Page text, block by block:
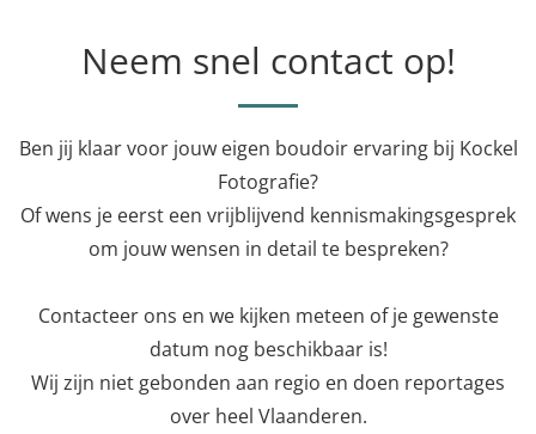
Neem snel contact op!
Ben jij klaar voor jouw eigen boudoir ervaring bij Kockel
Fotografie?
Of wens je eerst een vrijblijvend kennismakingsgesprek
om jouw wensen in detail te bespreken?
Contacteer ons en we kijken meteen of je gewenste
datum nog beschikbaar is!
Wij zijn niet gebonden aan regio en doen reportages
over heel Vlaanderen.